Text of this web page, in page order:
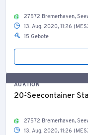
27572 Bremerhaven, Seewindstr.
13. Aug. 2020, 11:26
15 Gebote
AUKTION
20´-Seecontainer
27572 Bremerhaven, Seewindstr.
13. Aug. 2020, 11:26